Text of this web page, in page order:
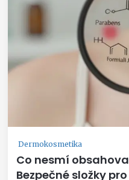
Dermokosmetika
Co nesmí
Bezpečné složky